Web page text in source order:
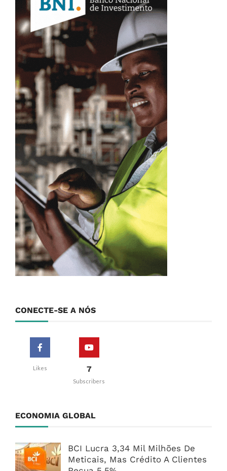
CONECTE-SE A NÓS
Likes 7
Subscribers
ECONOMIA GLOBAL
BCI Lucra 3,34 Mil Milhões De
Meticais, Mas Crédito A Clientes